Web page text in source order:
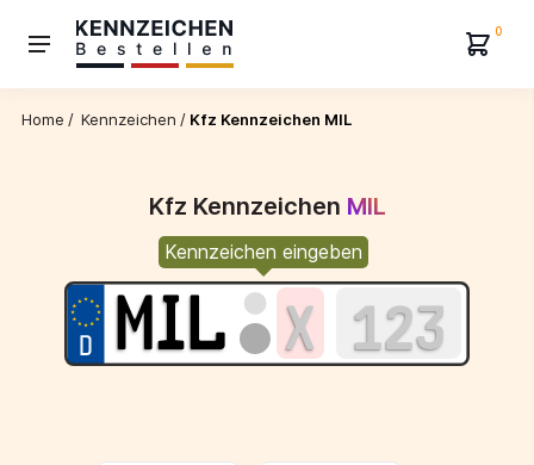
0
Home / Kennzeichen / Kfz Kennzeichen MIL
Kfz Kennzeichen MIL
Kennzeichen eingeben